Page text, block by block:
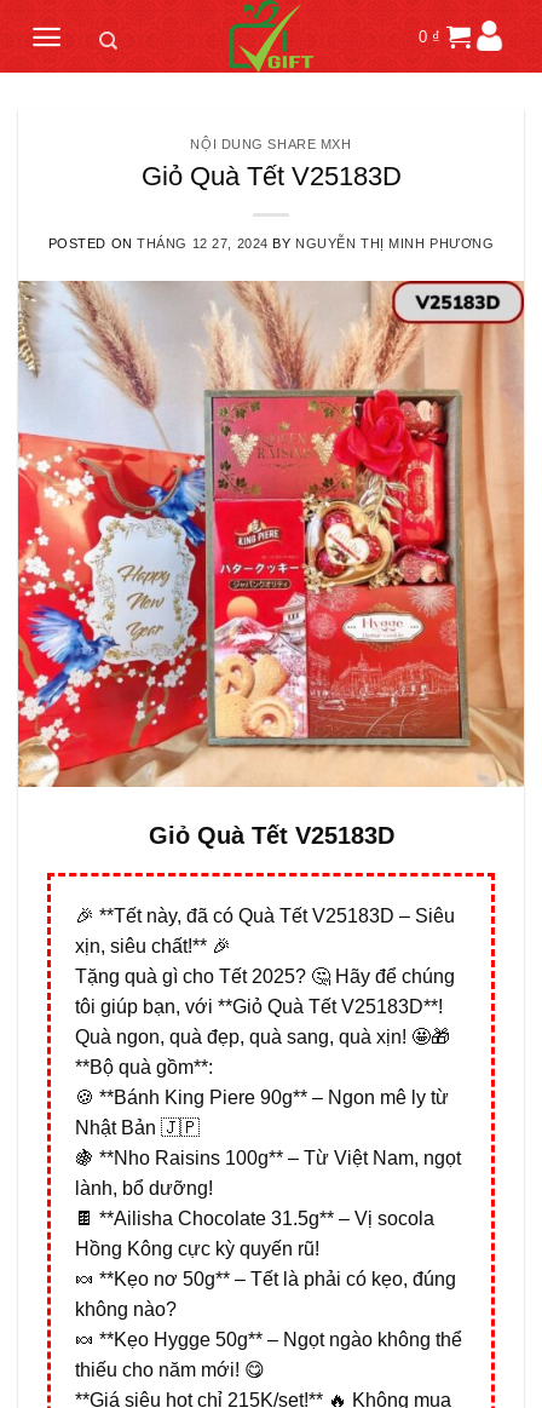
content
0 ₫
NỘI DUNG SHARE MXH
Giỏ Quà Tết V25183D
POSTED ONTHÁNG 12 27, 2024 BY NGUYỄN THỊ MINH PHƯƠNG
Giỏ Quà Tết V25183D
🎉 **Tết này, đã có Quà Tết V25183D – Siêu
xịn, siêu chất!** 🎉
Tặng quà gì cho Tết 2025? 🤔 Hãy để chúng
tôi giúp bạn, với **Giỏ Quà Tết V25183D**!
Quà ngon, quà đẹp, quà sang, quà xịn! 🤩🎁
**Bộ quà gồm**:
🍪 **Bánh King Piere 90g** – Ngon mê ly từ
Nhật Bản 🇯🇵
🍇 **Nho Raisins 100g** – Từ Việt Nam, ngọt
lành, bổ dưỡng!
🍫 **Ailisha Chocolate 31.5g** – Vị socola
Hồng Kông cực kỳ quyến rũ!
🍬 **Kẹo nơ 50g** – Tết là phải có kẹo, đúng
không nào?
🍬 **Kẹo Hygge 50g** – Ngọt ngào không thể
thiếu cho năm mới! 😋
**Giá siêu hot chỉ 215K/set!** 🔥 Không mua